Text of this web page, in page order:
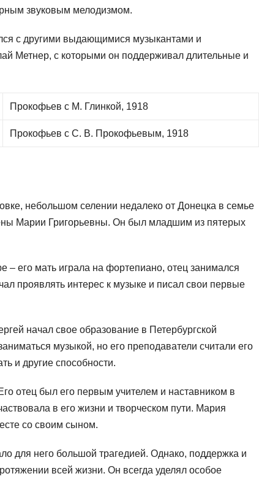
звуковым мелодизмом.
с другими выдающимися музыкантами и
Метнер, с которыми он поддерживал длительные и
Прокофьев с М. Глинкой, 1918
Прокофьев с С. В. Прокофьевым, 1918
небольшом селении недалеко от Донецка в семье
Марии Григорьевны. Он был младшим из пятерых
его мать играла на фортепиано, отец занимался
проявлять интерес к музыке и писал свои первые
начал свое образование в Петербургской
музыкой, но его преподаватели считали его
и другие способности.
отец был его первым учителем и наставником в
в его жизни и творческом пути. Мария
со своим сыном.
для него большой трагедией. Однако, поддержка и
всей жизни. Он всегда уделял особое